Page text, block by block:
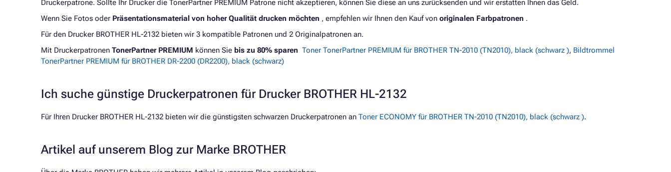
Druckerpatrone. Sollte Ihr Drucker die TonerPartner PREMIUM Patrone nicht akzeptieren, können Sie diese an uns zurücksenden und wir erstatten Ihnen das Geld.
Wenn Sie Fotos oder Präsentationsmaterial von hoher Qualität drucken möchten , empfehlen wir Ihnen den Kauf von originalen Farbpatronen .
Für den Drucker BROTHER HL-2132 bieten wir 3 kompatible Patronen und 2 Originalpatronen an.
Mit Druckerpatronen TonerPartner PREMIUM können Sie bis zu 80% sparen Toner TonerPartner PREMIUM für BROTHER TN-2010 (TN2010), black (schwarz ), Bildtrommel
TonerPartner PREMIUM für BROTHER DR-2200 (DR2200), black (schwarz)
Ich suche günstige Druckerpatronen für Drucker BROTHER HL-2132
Für Ihren Drucker BROTHER HL-2132 bieten wir die günstigsten schwarzen Druckerpatronen an Toner ECONOMY für BROTHER TN-2010 (TN2010), black (schwarz ).
Artikel auf unserem Blog zur Marke BROTHER